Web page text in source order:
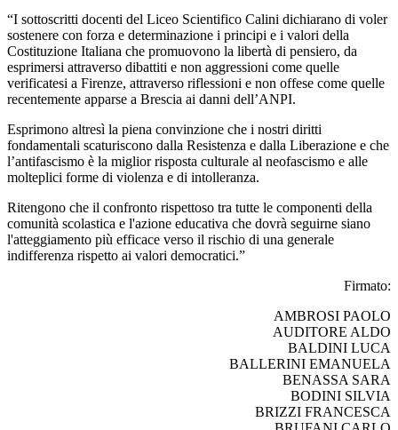
“I sottoscritti docenti del Liceo Scientifico Calini dichiarano di voler
sostenere con forza e determinazione i principi e i valori della
Costituzione Italiana che promuovono la libertà di pensiero, da
esprimersi attraverso dibattiti e non aggressioni come quelle
verificatesi a Firenze, attraverso riflessioni e non offese come quelle
recentemente apparse a Brescia ai danni dell’ANPI.
Esprimono altresì la piena convinzione che i nostri diritti
fondamentali scaturiscono dalla Resistenza e dalla Liberazione e che
l’antifascismo è la miglior risposta culturale al neofascismo e alle
molteplici forme di violenza e di intolleranza.
Ritengono che il confronto rispettoso tra tutte le componenti della
comunità scolastica e l'azione educativa che dovrà seguirne siano
l'atteggiamento più efficace verso il rischio di una generale
indifferenza rispetto ai valori democratici.”
Firmato:
AMBROSI PAOLO
AUDITORE ALDO
BALDINI LUCA
BALLERINI EMANUELA
BENASSA SARA
BODINI SILVIA
BRIZZI FRANCESCA